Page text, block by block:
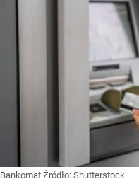
Bankomat Źródło: Shutterstock